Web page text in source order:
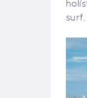
surf.